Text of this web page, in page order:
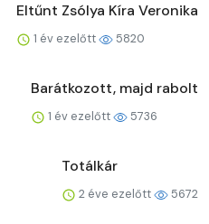
Eltűnt Zsólya Kíra Veronika
1 év ezelőtt 5820
Barátkozott, majd rabolt
1 év ezelőtt 5736
Totálkár
2 éve ezelőtt 5672